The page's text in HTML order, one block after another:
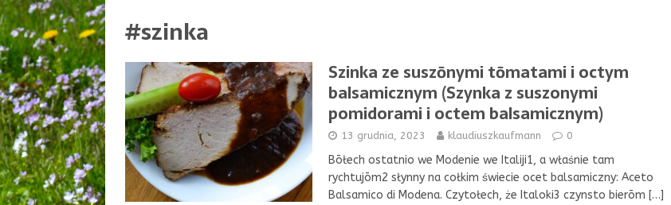
#szinka
Szinka ze suszōnymi tōmatami i octym
balsamicznym (Szynka z suszonymi
pomidorami i octem balsamicznym)
13 grudnia, 2023 klaudiuszkaufmann 0
Bōłech ostatnio we Modenie we Italiji1, a właśnie tam
rychtujōm2 słynny na cołkim świecie ocet balsamiczny: Aceto
Balsamico di Modena. Czytołech, że Italoki3 czynsto bierōm […]